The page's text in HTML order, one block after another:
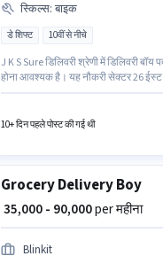
स्किल्स: बाइक
डे शिफ्ट 10वीं से नीचे
J K S Sure डिलिवरी श्रेणी में डिलिवरी
होना आवश्यक है। यह नौकरी सेक्टर 26
10+ दिन पहले पोस्ट की गई थी
Grocery Delivery Boy
₹ 35,000 - 90,000per महीना
Blinkit